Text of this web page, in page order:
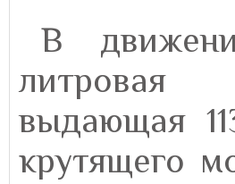
В
литровая
выдающая
крутящего